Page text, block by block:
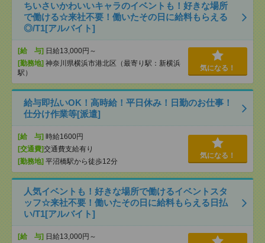
ちいさいかわいいキャラのイベントも！好きな場所
で働ける☆来社不要！働いたその日に給料もらえる
◎/T1[アルバイト]
[給 与] 日給13,000円～
[勤務地] 神奈川県横浜市港北区（最寄り駅：新横浜
駅）
気になる！
給与即払いOK！高時給！平日休み！日勤のお仕事！
仕分け作業等[派遣]
[給 与] 時給1600円
[交通費]交通費支給有り
[勤務地] 平沼橋駅から徒歩12分
気になる！
人気イベントも！好きな場所で働けるイベントスタ
ッフ☆来社不要！働いたその日に給料もらえる日払
い/T1[アルバイト]
[給 与] 日給13,000円～